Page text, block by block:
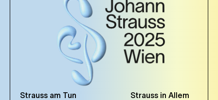
Strauss am Tun
Strauss in Allem